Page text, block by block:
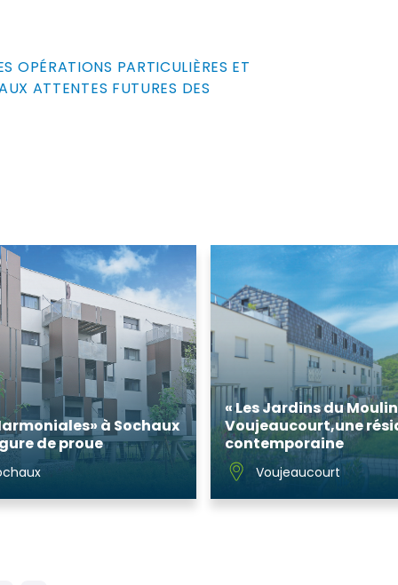
OPÉRATIONS PARTICULIÈRES ET
ATTENTES FUTURES DES
à Sochaux
de proue
« Les Jardins du
Voujeaucourt,une
contemporaine
Voujeaucourt